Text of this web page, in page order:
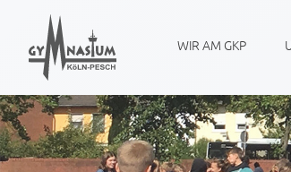
WIR AM GKP